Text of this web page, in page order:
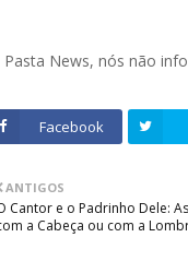
Pasta News, nós não
Facebook
ANTIGOS
Cantor e o Padrinho Dele:
a Cabeça ou com a